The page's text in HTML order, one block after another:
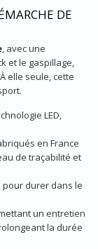
DE
, avec une
et le gaspillage,
elle seule, cette
LED,
en France
de traçabilité et
pour durer dans le
un entretien
la durée